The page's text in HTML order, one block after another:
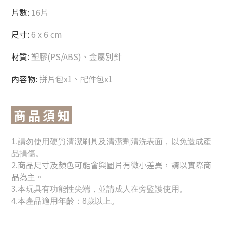
片數: 16片
尺寸: 6 x 6 cm
材質: 塑膠(PS/ABS) 、金屬別針
內容物: 拼片包x1 、配件包x1
商 品 須 知
1.請勿使用硬質清潔刷具及清潔劑清洗表面，以免造成產
品損傷。
2.商品尺寸及顏色可能會與圖片有微小差異，請以實際商
品為主。
3.本玩具有功能性尖端，並請成人在旁監護使用。
4.本產品適用年齡：8歲以上。